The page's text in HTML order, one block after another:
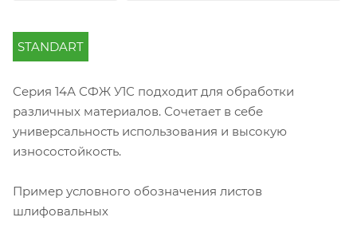
STANDART
Серия 14А СФЖ У1С подходит для обработки
различных материалов. Сочетает в себе
универсальность использования и высокую
износостойкость.
Пример условного обозначения листов
шлифовальных